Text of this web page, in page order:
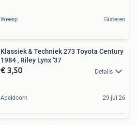
Weesp Gisteren
Klassiek & Techniek 273 Toyota Century
1984 , Riley Lynx '37
€ 3,50 Details
Apeldoorn 29 jul 26